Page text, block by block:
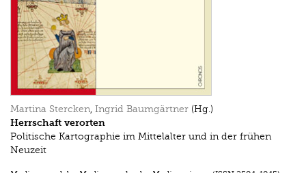
Martina Stercken, Ingrid Baumgärtner (Hg.)
Herrschaft verorten
Politische Kartographie im Mittelalter und in der frühen
Neuzeit